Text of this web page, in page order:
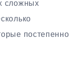
сложных
постепенно